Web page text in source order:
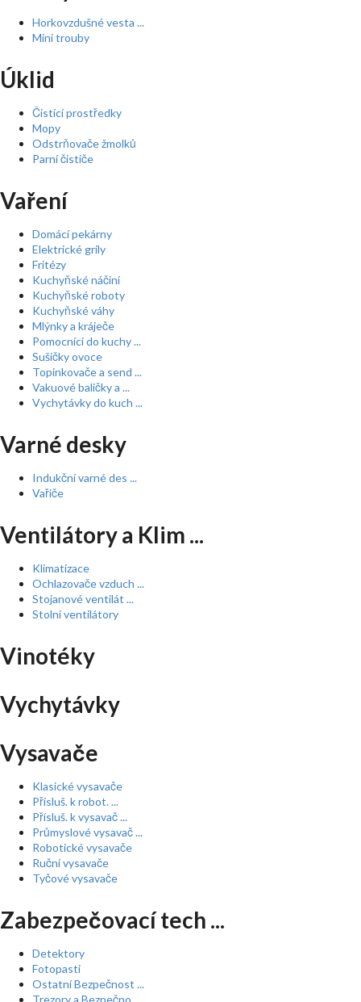
Horkovzdušné vesta ...
Mini trouby
Úklid
Čistící prostředky
Mopy
Odstrňovače žmolků
Parní čističe
Vaření
Domácí pekárny
Elektrické grily
Fritézy
Kuchyňské náčiní
Kuchyňské roboty
Kuchyňské váhy
Mlýnky a kráječe
Pomocníci do kuchy ...
Sušičky ovoce
Topinkovače a send ...
Vakuové baličky a ...
Vychytávky do kuch ...
Varné desky
Indukční varné des ...
Vařiče
Ventilátory a Klim ...
Klimatizace
Ochlazovače vzduch ...
Stojanové ventilát ...
Stolní ventilátory
Vinotéky
Vychytávky
Vysavače
Klasické vysavače
Přísluš. k robot. ...
Přísluš. k vysavač ...
Průmyslové vysavač ...
Robotické vysavače
Ruční vysavače
Tyčové vysavače
Zabezpečovací tech ...
Detektory
Fotopasti
Ostatní Bezpečnost ...
Trezory a Bezpečno ...